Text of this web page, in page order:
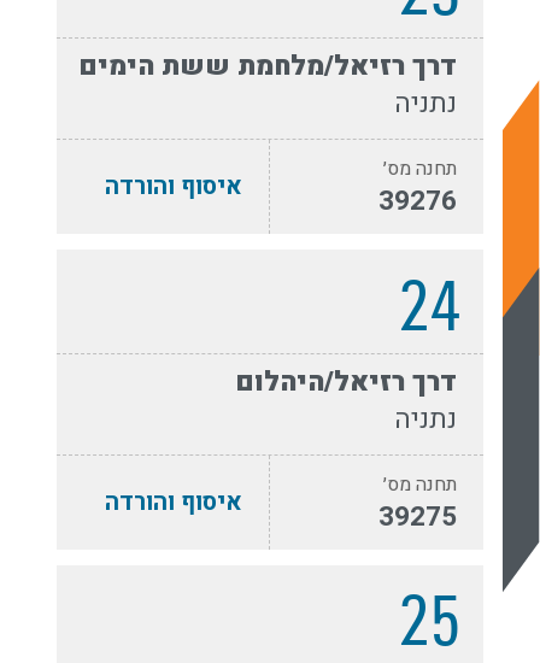
דרך רזיאל/מלחמת ששת הימים
נתניה
תחנה מס׳
39276 איסוף והורדה
24
דרך רזיאל/היהלום
נתניה
תחנה מס׳
39275 איסוף והורדה
25